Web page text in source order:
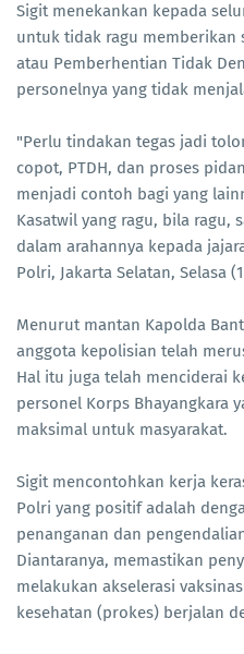
Sigit menekankan kepada
untuk tidak ragu memberikan
atau Pemberhentian Tidak
personelnya yang tidak
"Perlu tindakan tegas jadi
copot, PTDH, dan proses
menjadi contoh bagi yang
Kasatwil yang ragu, bila ragu,
dalam arahannya kepada
Polri, Jakarta Selatan, Selasa
Menurut mantan Kapolda
anggota kepolisian telah
Hal itu juga telah menciderai
personel Korps Bhayangkara
maksimal untuk masyarakat.
Sigit mencontohkan kerja
Polri yang positif adalah
penanganan dan
Diantaranya, memastikan
melakukan akselerasi
kesehatan (prokes) berjalan